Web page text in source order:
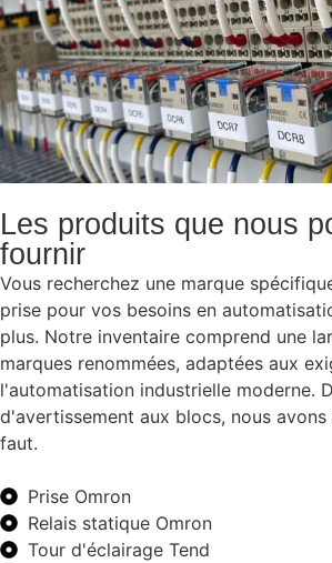
Les produits que nous
fournir
Vous recherchez une marque
prise pour vos besoins en
plus. Notre inventaire comprend une
marques renommées, adaptées aux
l'automatisation industrielle moderne.
d'avertissement aux blocs, nous
faut.
Prise Omron
Relais statique Omron
Tour d'éclairage Tend